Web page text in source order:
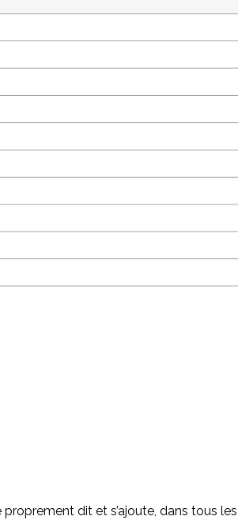
dit et s’ajoute, dans tous